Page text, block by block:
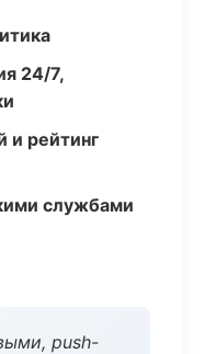
24/7,
и рейтинг
службами
push-